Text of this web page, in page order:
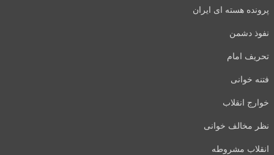
پرونده هسته ای ایران
نفوذ دشمن
تحریف امام
فتنه خوانی
خوارج انقلاب
نظر مخالف خوانی
انقلاب مشروطه